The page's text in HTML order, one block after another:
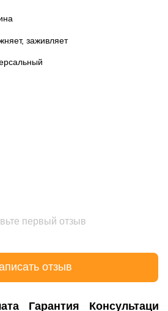
заживляет
первый отзыв
отзыв
Гарантия Консультация